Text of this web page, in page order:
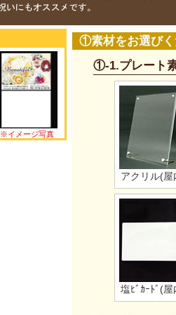
①素材をお選びく
①-1.プレート
アクリル(屋
塩ﾋﾞｶｰﾄﾞ(屋
※イメージ写真